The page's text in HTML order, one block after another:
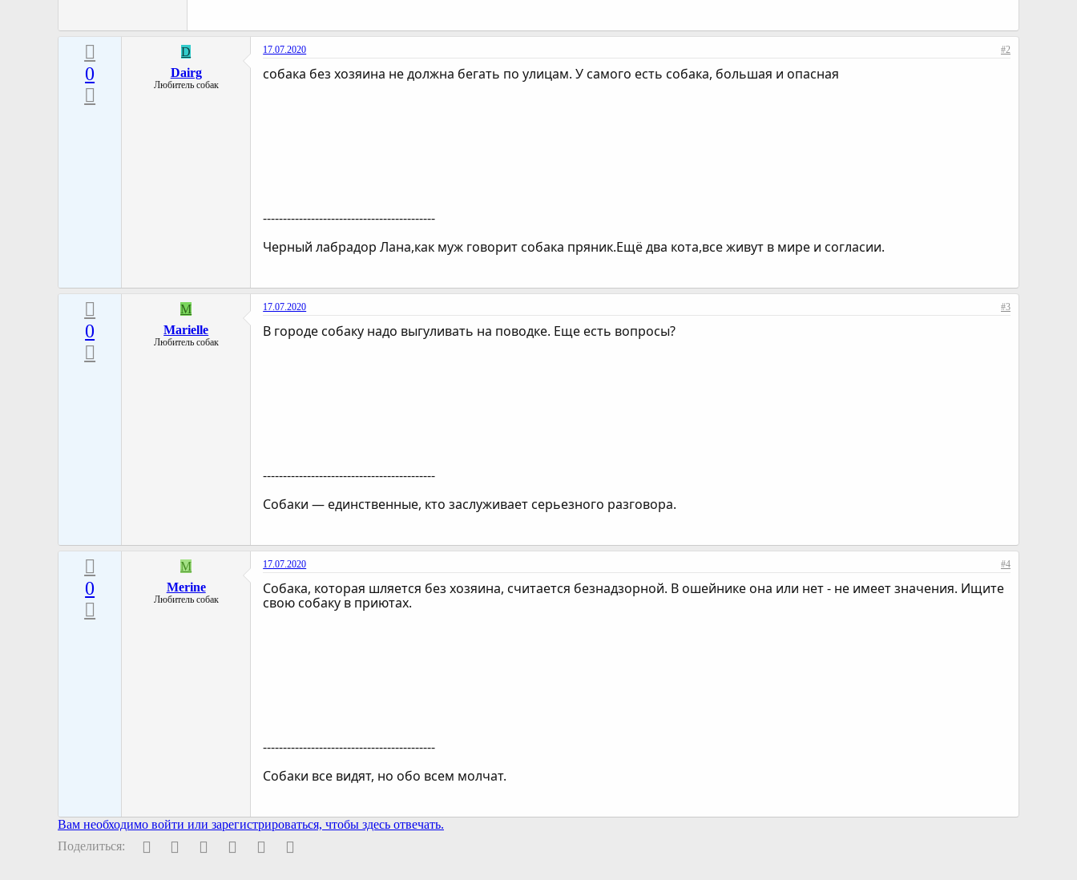
0
D
Dairg
Любитель собак
17.07.2020 #2
собака без хозяина не должна бегать по улицам. У самого есть собака, большая и опасная
-------------------------------------------
Черный лабрадор Лана,как муж говорит собака пряник.Ещё два кота,все живут в мире и согласии.
0
M
Marielle
Любитель собак
17.07.2020 #3
В городе собаку надо выгуливать на поводке. Еще есть вопросы?
-------------------------------------------
Собаки — единственные, кто заслуживает серьезного разговора.
0
M
Merine
Любитель собак
17.07.2020 #4
Собака, которая шляется без хозяина, считается безнадзорной. В ошейнике она или нет - не имеет значения. Ищите
свою собаку в приютах.
-------------------------------------------
Собаки все видят, но обо всем молчат.
Вам необходимо войти или зарегистрироваться, чтобы здесь отвечать.
Поделиться:
Facebook
Twitter PinterestWhatsAppЭлектронная почта